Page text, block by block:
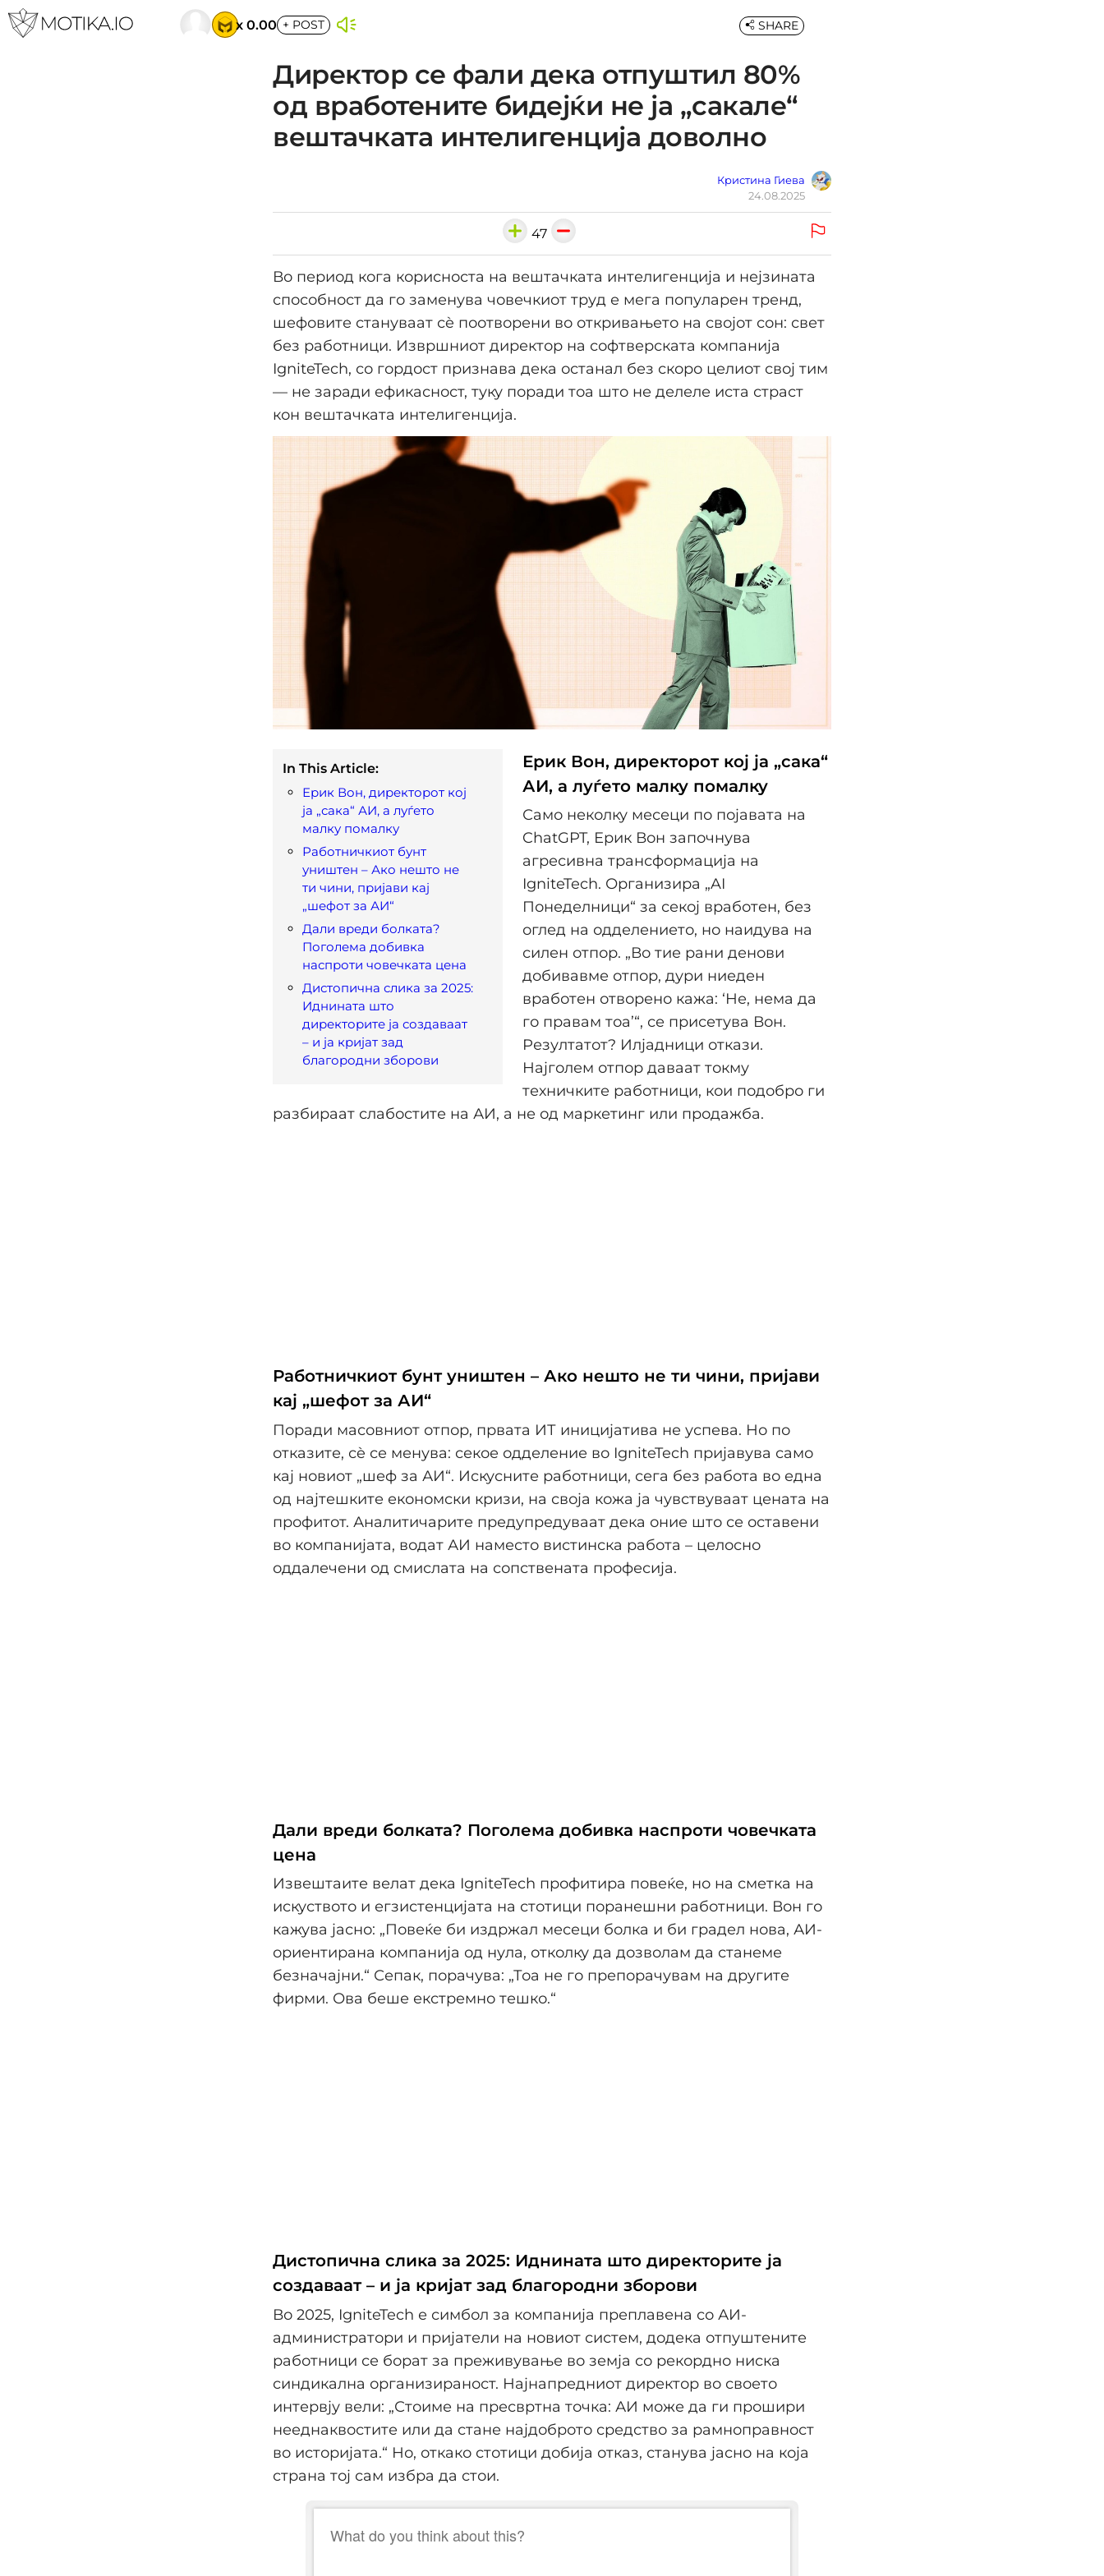
x 0.00 + POST
Директор се фали дека отпуштил 80%
од вработените бидејќи не ја „сакале“
вештачката интелигенција доволно
Кристина Гиева
24.08.2025
SHARE
47
Во период кога корисноста на вештачката интелигенција и нејзината
способност да го заменува човечкиот труд е мега популарен тренд,
шефовите стануваат сè поотворени во откривањето на својот сон: свет
без работници. Извршниот директор на софтверската компанија
IgniteTech, со гордост признава дека останал без скоро целиот свој тим
— не заради ефикасност, туку поради тоа што не делеле иста страст
кон вештачката интелигенција.
In This Article:
Ерик Вон, директорот кој
ја „сака“ АИ, а луѓето
малку помалку
Работничкиот бунт
уништен – Ако нешто не
ти чини, пријави кај
„шефот за АИ“
Дали вреди болката?
Поголема добивка
наспроти човечката цена
Дистопична слика за 2025:
Иднината што
директорите ја создаваат
– и ја кријат зад
благородни зборови
Ерик Вон, директорот кој ја „сака“
АИ, а луѓето малку помалку
Само неколку месеци по појавата на
ChatGPT, Ерик Вон започнува
агресивна трансформација на
IgniteTech. Организира „AI
Понеделници“ за секој вработен, без
оглед на одделението, но наидува на
силен отпор. „Во тие рани денови
добивавме отпор, дури ниеден
вработен отворено кажа: ‘Не, нема да
го правам тоа’“, се присетува Вон.
Резултатот? Илјадници откази.
Најголем отпор даваат токму
техничките работници, кои подобро ги
разбираат слабостите на АИ, а не од маркетинг или продажба.
Работничкиот бунт уништен – Ако нешто не ти чини, пријави
кај „шефот за АИ“
Поради масовниот отпор, првата ИТ иницијатива не успева. Но по
отказите, сè се менува: секое одделение во IgniteTech пријавува само
кај новиот „шеф за АИ“. Искусните работници, сега без работа во една
од најтешките економски кризи, на своја кожа ја чувствуваат цената на
профитот. Аналитичарите предупредуваат дека оние што се оставени
во компанијата, водат АИ наместо вистинска работа – целосно
оддалечени од смислата на сопствената професија.
Дали вреди болката? Поголема добивка наспроти човечката
цена
Извештаите велат дека IgniteTech профитира повеќе, но на сметка на
искуството и егзистенцијата на стотици поранешни работници. Вон го
кажува јасно: „Повеќе би издржал месеци болка и би градел нова, АИ-
ориентирана компанија од нула, отколку да дозволам да станеме
безначајни.“ Сепак, порачува: „Тоа не го препорачувам на другите
фирми. Ова беше екстремно тешко.“
Дистопична слика за 2025: Иднината што директорите ја
создаваат – и ја кријат зад благородни зборови
Во 2025, IgniteTech е симбол за компанија преплавена со АИ-
администратори и пријатели на новиот систем, додека отпуштените
работници се борат за преживување во земја со рекордно ниска
синдикална организираност. Најнапредниот директор во своето
интервју вели: „Стоиме на пресвртна точка: АИ може да ги прошири
нееднаквостите или да стане најдоброто средство за рамноправност
во историјата.“ Но, откако стотици добија отказ, станува јасно на која
страна тој сам избра да стои.